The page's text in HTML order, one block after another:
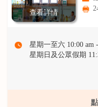
查看詳情
星期一至六 10:00 am
星期日及公眾假期